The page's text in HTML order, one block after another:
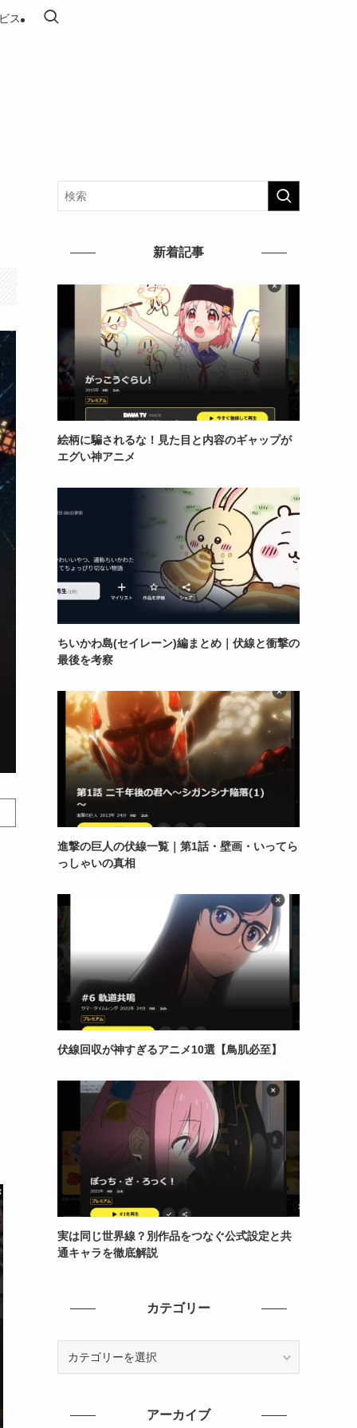
ス
新着記事
絵柄に騙されるな！見た目と内容のギャップが
エグい神アニメ
ちいかわ島(セイレーン)編まとめ｜伏線と衝撃の
最後を考察
進撃の巨人の伏線一覧｜第1話・壁画・いってら
っしゃいの真相
伏線回収が神すぎるアニメ10選【鳥肌必至】
実は同じ世界線？別作品をつなぐ公式設定と共
通キャラを徹底解説
カテゴリー
アーカイブ